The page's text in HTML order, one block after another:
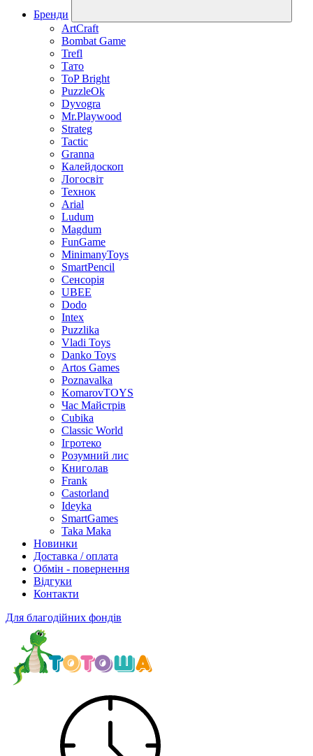
Бренди
ArtCraft
Bombat Game
Trefl
Тато
ToP Bright
PuzzleOk
Dyvogra
Mr.Playwood
Strateg
Tactic
Granna
Калейдоскоп
Логосвіт
Технок
Arial
Ludum
Magdum
FunGame
MinimanyToys
SmartPencil
Сенсорія
UBEE
Dodo
Intex
Puzzlika
Vladi Toys
Danko Toys
Artos Games
Poznavalka
KomarovTOYS
Час Майстрів
Cubika
Classic World
Ігротеко
Розумний лис
Книголав
Frank
Castorland
Ideyka
SmartGames
Taka Maka
Новинки
Доставка / оплата
Обмін - повернення
Відгуки
Контакти
Для благодійних фондів